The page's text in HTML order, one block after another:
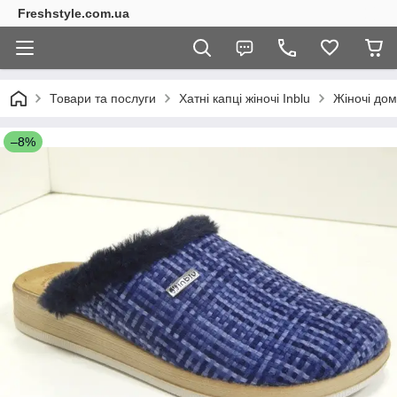
Freshstyle.com.ua
Товари та послуги Хатні капці жіночі Inblu Жіночі
–8%